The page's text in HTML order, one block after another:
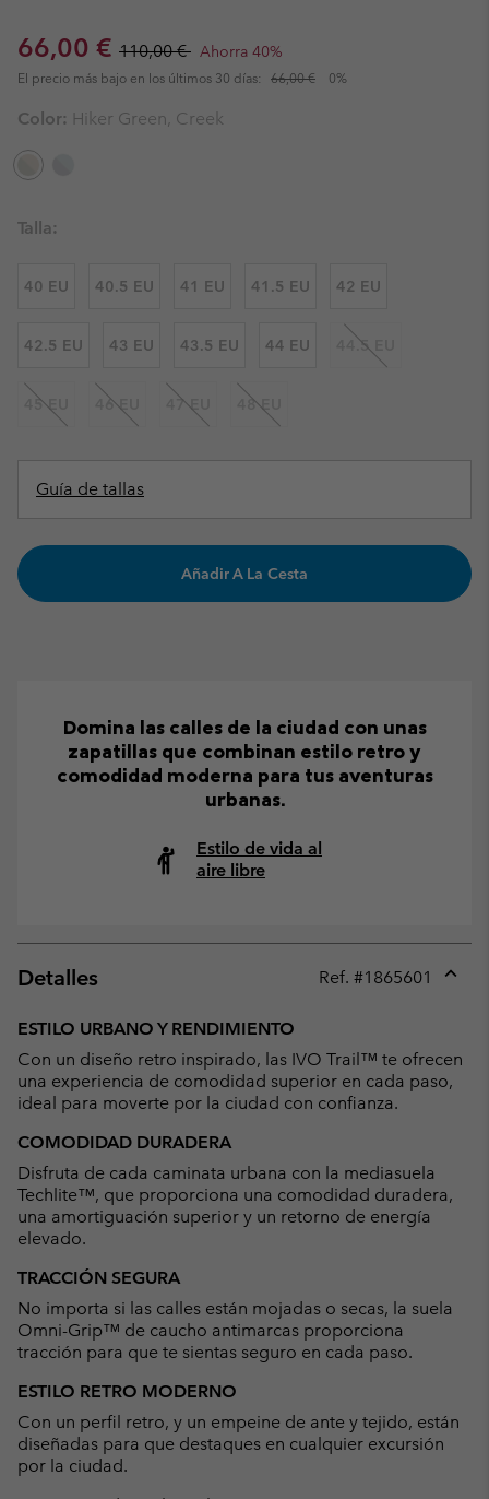
Sale price:
66,00 € Regular price:
110,00 € Ahorra 40%
El precio más bajo en los últimos 30 días: 66,00 € 0%
Color: Hiker Green, Creek
Talla:
40 EU 40.5 EU 41 EU 41.5 EU 42 EU
42.5 EU 43 EU 43.5 EU 44 EU 44.5 EU
45 EU 46 EU 47 EU 48 EU
Guía de tallas
Añadir A La Cesta
Domina las calles de la ciudad con unas
zapatillas que combinan estilo retro y
comodidad moderna para tus aventuras
urbanas.
Estilo de vida al
aire libre
Detalles Ref. #1865601
ESTILO URBANO Y RENDIMIENTO
Con un diseño retro inspirado, las IVO Trail™ te ofrecen
una experiencia de comodidad superior en cada paso,
ideal para moverte por la ciudad con confianza.
COMODIDAD DURADERA
Disfruta de cada caminata urbana con la mediasuela
Techlite™, que proporciona una comodidad duradera,
una amortiguación superior y un retorno de energía
elevado.
TRACCIÓN SEGURA
No importa si las calles están mojadas o secas, la suela
Omni-Grip™ de caucho antimarcas proporciona
tracción para que te sientas seguro en cada paso.
ESTILO RETRO MODERNO
Con un perfil retro, y un empeine de ante y tejido, están
diseñadas para que destaques en cualquier excursión
por la ciudad.